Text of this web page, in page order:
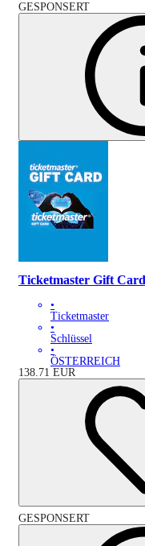
GESPONSERT
Ticketmaster Gift
•
Ticketmaster
•
Schlüssel
•
ÖSTERREICH
138.71 EUR
GESPONSERT